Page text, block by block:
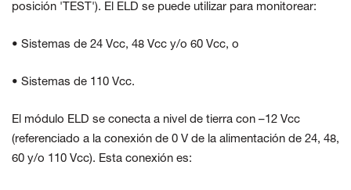
posición 'TEST'). El ELD se puede utilizar para monitorear:
• Sistemas de 24 Vcc, 48 Vcc y/o 60 Vcc, o
• Sistemas de 110 Vcc.
El módulo ELD se conecta a nivel de tierra con –12 Vcc
(referenciado a la conexión de 0 V de la alimentación de 24, 48,
60 y/o 110 Vcc). Esta conexión es: